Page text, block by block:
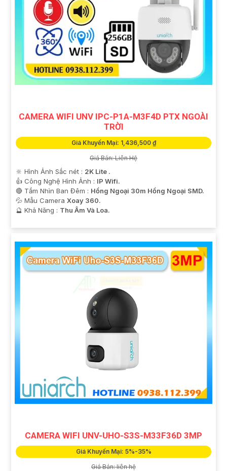
CAMERA WIFI UNV IPC-P1A-M3F4D PTX NGOÀI
TRỜI
Giá Khuyến Mại: 1,436,500 ₫
Giá Bán: Liên Hệ
🔆 Hình Ảnh Sắc nét : 2K Lite .
👍 Công Nghệ Hình Ảnh : IP Wifi.
🔴 Tầm Nhìn Ban Đêm : Hồng Ngoại 30m Hồng Ngoại SMD.
💦 Mẫu Camera Xoay 360.
️🔮 Khả Năng : Thu Âm Và Loa.
CAMERA WIFI UNV-UHO-S3S-M33F36D 3MP
Giá Khuyến Mại: 5%-35%
Giá Bán: liên hệ